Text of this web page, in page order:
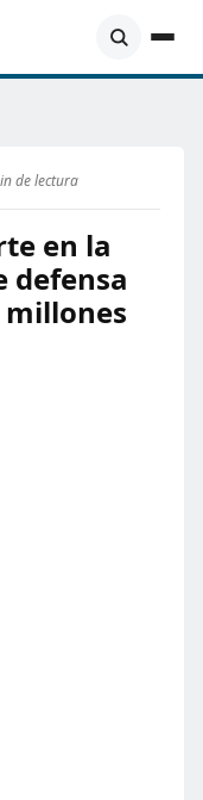
de lectura
en la
defensa
millones